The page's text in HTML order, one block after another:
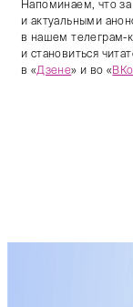
Напоминаем, что
и актуальными
в нашем телеграм-
и становиться
в «Дзене» и во «